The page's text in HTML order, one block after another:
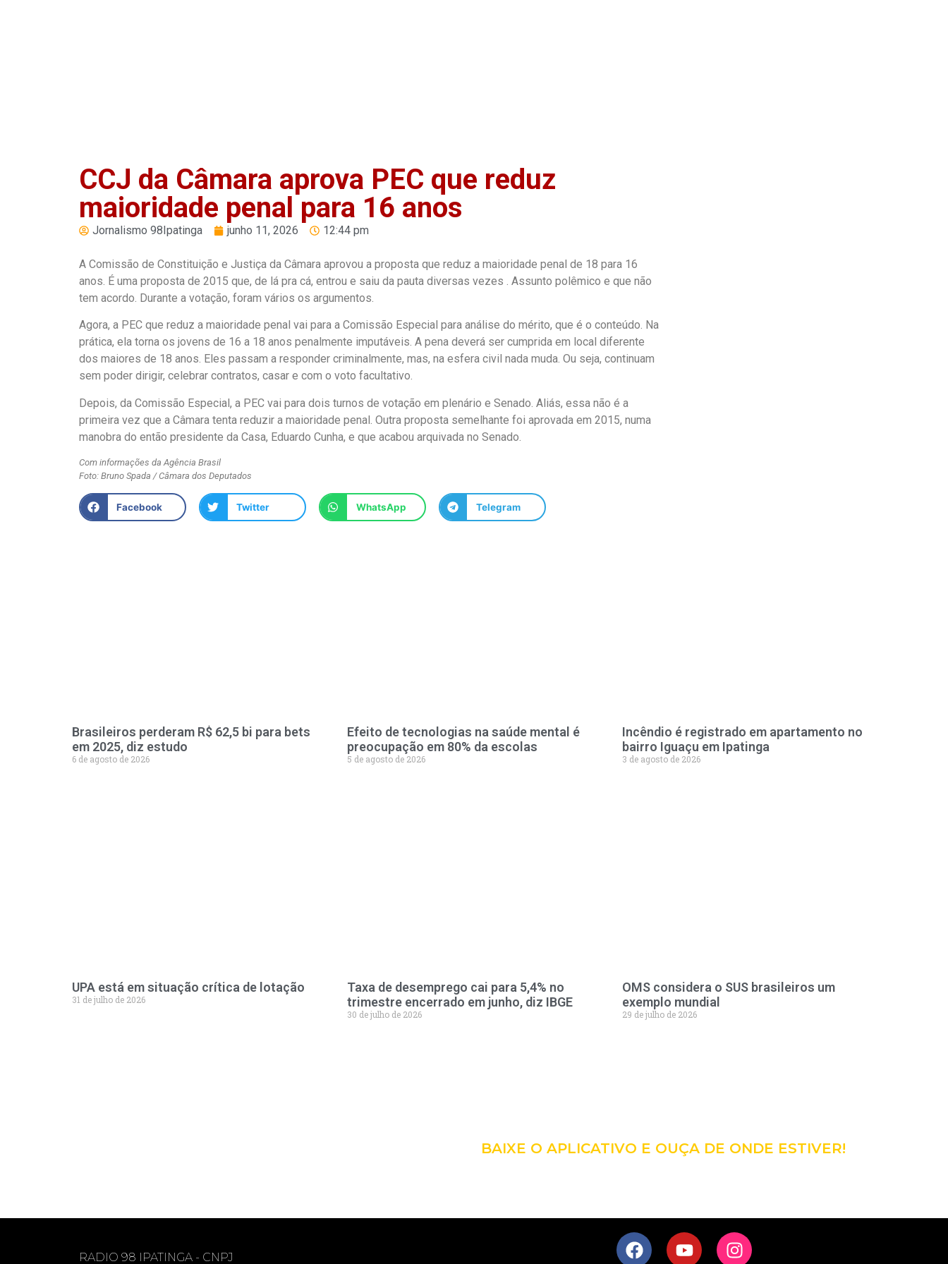
CCJ da Câmara aprova PEC que reduz
maioridade penal para 16 anos
Jornalismo 98Ipatinga junho 11, 2026 12:44 pm
A Comissão de Constituição e Justiça da Câmara aprovou a proposta que reduz a maioridade penal de 18 para 16
anos. É uma proposta de 2015 que, de lá pra cá, entrou e saiu da pauta diversas vezes . Assunto polêmico e que não
tem acordo. Durante a votação, foram vários os argumentos.
Agora, a PEC que reduz a maioridade penal vai para a Comissão Especial para análise do mérito, que é o conteúdo. Na
prática, ela torna os jovens de 16 a 18 anos penalmente imputáveis. A pena deverá ser cumprida em local diferente
dos maiores de 18 anos. Eles passam a responder criminalmente, mas, na esfera civil nada muda. Ou seja, continuam
sem poder dirigir, celebrar contratos, casar e com o voto facultativo.
Depois, da Comissão Especial, a PEC vai para dois turnos de votação em plenário e Senado. Aliás, essa não é a
primeira vez que a Câmara tenta reduzir a maioridade penal. Outra proposta semelhante foi aprovada em 2015, numa
manobra do então presidente da Casa, Eduardo Cunha, e que acabou arquivada no Senado.
Com informações da Agência Brasil
Foto: Bruno Spada / Câmara dos Deputados
Facebook Twitter WhatsApp Telegram
Brasileiros perderam R$ 62,5 bi para bets
em 2025, diz estudo
6 de agosto de 2026
Efeito de tecnologias na saúde mental é
preocupação em 80% da escolas
5 de agosto de 2026
Incêndio é registrado em apartamento no
bairro Iguaçu em Ipatinga
3 de agosto de 2026
UPA está em situação crítica de lotação
31 de julho de 2026
Taxa de desemprego cai para 5,4% no
trimestre encerrado em junho, diz IBGE
30 de julho de 2026
OMS considera o SUS brasileiros um
exemplo mundial
29 de julho de 2026
BAIXE O APLICATIVO E OUÇA DE ONDE ESTIVER!
RADIO 98 IPATINGA - CNPJ